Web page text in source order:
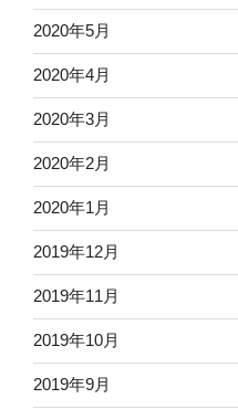
2020年5月
2020年4月
2020年3月
2020年2月
2020年1月
2019年12月
2019年11月
2019年10月
2019年9月